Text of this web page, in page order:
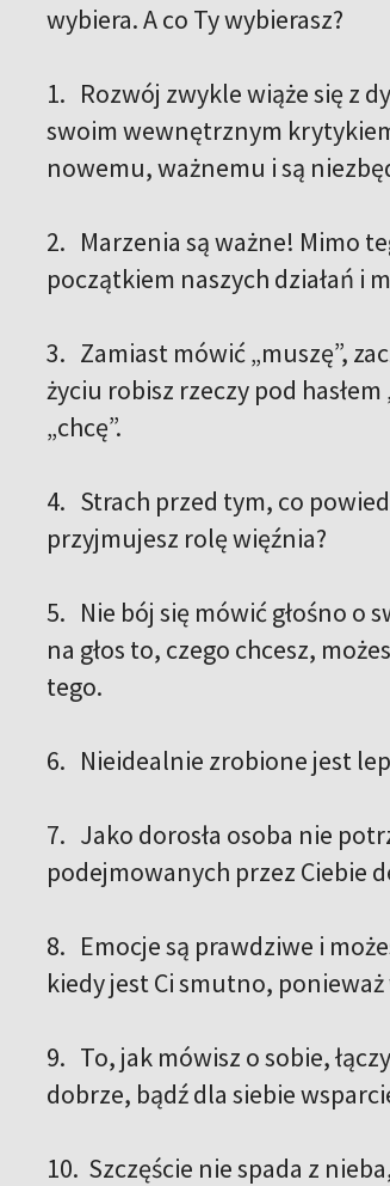
wybiera. A co Ty wybierasz?
1. Rozwój zwykle wiąże się z
swoim wewnętrznym
nowemu, ważnemu i są
2. Marzenia są ważne! Mimo
początkiem naszych działań i
3. Zamiast mówić „muszę”,
życiu robisz rzeczy pod
„chcę”.
4. Strach przed tym, co
przyjmujesz rolę więźnia?
5. Nie bój się mówić głośno o
na głos to, czego chcesz,
tego.
6. Nieidealnie zrobione jest
7. Jako dorosła osoba nie
podejmowanych przez Ciebie
8. Emocje są prawdziwe i
kiedy jest Ci smutno,
9. To, jak mówisz o sobie,
dobrze, bądź dla siebie
10. Szczęście nie spada z